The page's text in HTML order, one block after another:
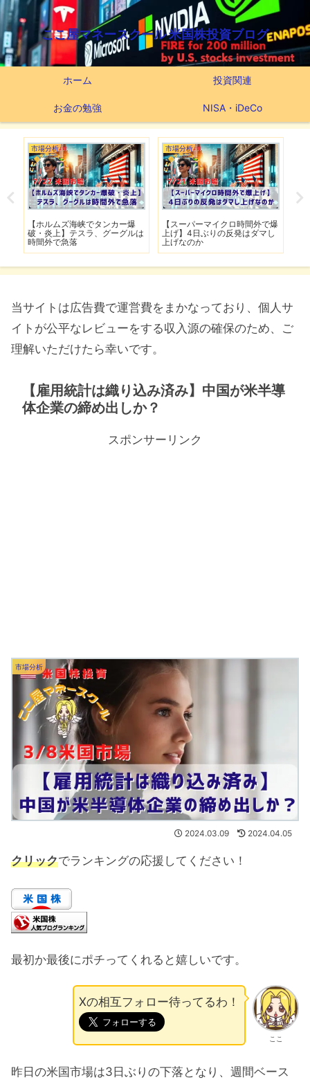
ここ屋マネースクール 米国株投資ブログ
ホーム 投資関連
お金の勉強 NISA・iDeCo
市場分析
【ホルムズ海峡でタンカー爆
破・炎上】テスラ、グーグルは
時間外で急落
市場分析
【スーパーマイクロ時間外で爆
上げ】4日ぶりの反発はダマし
上げなのか
当サイトは広告費で運営費をまかなっており、個人サ
イトが公平なレビューをする収入源の確保のため、ご
理解いただけたら幸いです。
【雇用統計は織り込み済み】中国が米半導
体企業の締め出しか？
スポンサーリンク
市場分析
2024.03.09 2024.04.05
クリックでランキングの応援してください！
最初か最後にポチってくれると嬉しいです。
ここ
Xの相互フォロー待ってるわ！
昨日の米国市場は3日ぶりの下落となり、週間ベース